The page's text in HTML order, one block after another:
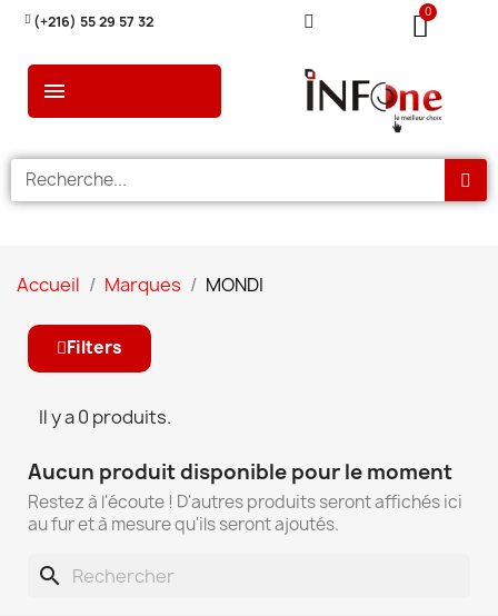
(+216) 55 29 57 32
Accueil Marques MONDI
Filters
Il y a 0 produits.
Aucun produit disponible pour le moment
Restez à l'écoute ! D'autres produits seront affichés ici
au fur et à mesure qu'ils seront ajoutés.
search